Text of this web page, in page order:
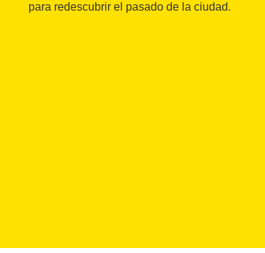
para redescubrir el pasado de la ciudad.